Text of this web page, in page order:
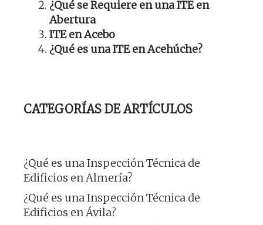
¿Qué se Requiere en una ITE en
Abertura
ITE en Acebo
¿Qué es una ITE en Acehúche?
CATEGORÍAS DE ARTÍCULOS
¿Qué es una Inspección Técnica de
Edificios en Almería?
¿Qué es una Inspección Técnica de
Edificios en Ávila?